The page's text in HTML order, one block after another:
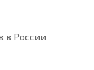
в России